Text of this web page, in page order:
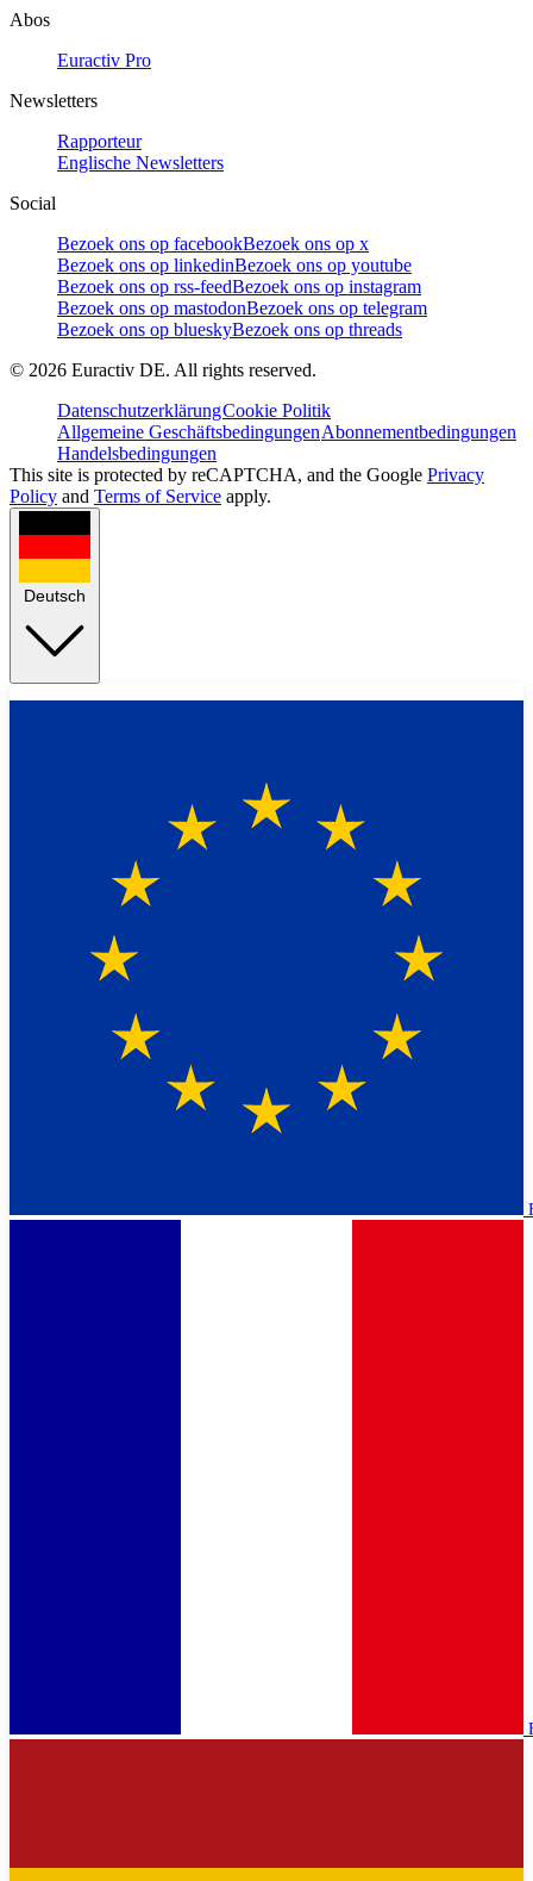
Abos
Euractiv Pro
Newsletters
Rapporteur
Englische Newsletters
Social
Bezoek ons op facebookBezoek ons op x
Bezoek ons op linkedinBezoek ons op youtube
Bezoek ons op rss-feedBezoek ons op instagram
Bezoek ons op mastodonBezoek ons op telegram
Bezoek ons op blueskyBezoek ons op threads
© 2026 Euractiv DE. All rights reserved.
DatenschutzerklärungCookie Politik
Allgemeine GeschäftsbedingungenAbonnementbedingungen
Handelsbedingungen
This site is protected by reCAPTCHA, and the Google Privacy
Policy and Terms of Service apply.
Deutsch